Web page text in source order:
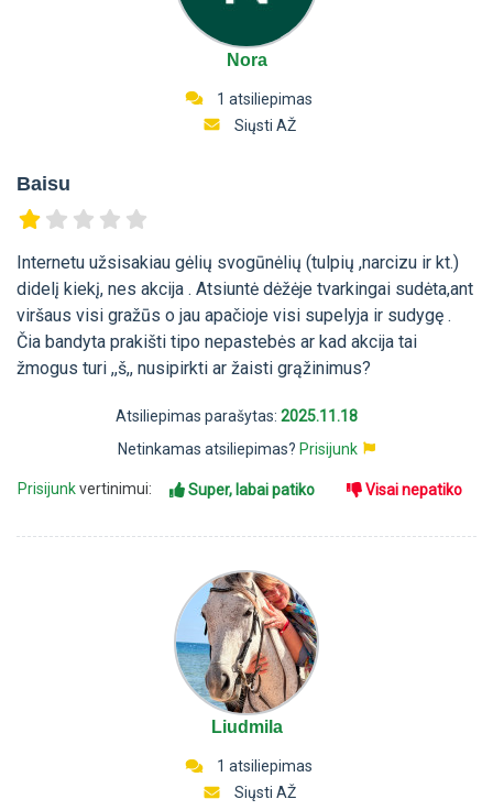
Nora
1 atsiliepimas
Siųsti AŽ
Baisu
Internetu užsisakiau gėlių svogūnėlių (tulpių ,narcizu ir kt.)
didelį kiekį, nes akcija . Atsiuntė dėžėje tvarkingai sudėta,ant
viršaus visi gražūs o jau apačioje visi supelyja ir sudygę .
Čia bandyta prakišti tipo nepastebės ar kad akcija tai
žmogus turi ,,š,, nusipirkti ar žaisti grąžinimus?
Atsiliepimas parašytas: 2025.11.18
Netinkamas atsiliepimas? Prisijunk
Prisijunkvertinimui: Super, labai patiko Visai nepatiko
Liudmila
1 atsiliepimas
Siųsti AŽ